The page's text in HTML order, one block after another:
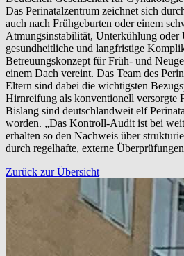
Das Perinatalzentrum zeichnet sich
auch nach Frühgeburten oder einem
Atmungsinstabilität, Unterkühlung oder
gesundheitliche und langfristige
Betreuungskonzept für Früh- und
einem Dach vereint. Das Team des
Eltern sind dabei die wichtigsten
Hirnreifung als konventionell versorgte
Bislang sind deutschlandweit elf
worden. „Das Kontroll-Audit ist bei
erhalten so den Nachweis über
durch regelhafte, externe
Zurück zur Übersicht